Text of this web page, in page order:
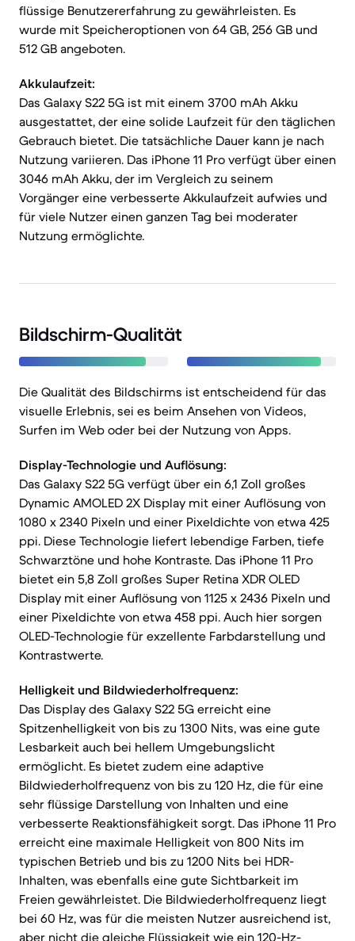
flüssige Benutzererfahrung zu gewährleisten. Es
wurde mit Speicheroptionen von 64 GB, 256 GB und
512 GB angeboten.
Akkulaufzeit:
Das Galaxy S22 5G ist mit einem 3700 mAh Akku
ausgestattet, der eine solide Laufzeit für den täglichen
Gebrauch bietet. Die tatsächliche Dauer kann je nach
Nutzung variieren. Das iPhone 11 Pro verfügt über einen
3046 mAh Akku, der im Vergleich zu seinem
Vorgänger eine verbesserte Akkulaufzeit aufwies und
für viele Nutzer einen ganzen Tag bei moderater
Nutzung ermöglichte.
Bildschirm-Qualität
Die Qualität des Bildschirms ist entscheidend für das
visuelle Erlebnis, sei es beim Ansehen von Videos,
Surfen im Web oder bei der Nutzung von Apps.
Display-Technologie und Auflösung:
Das Galaxy S22 5G verfügt über ein 6,1 Zoll großes
Dynamic AMOLED 2X Display mit einer Auflösung von
1080 x 2340 Pixeln und einer Pixeldichte von etwa 425
ppi. Diese Technologie liefert lebendige Farben, tiefe
Schwarztöne und hohe Kontraste. Das iPhone 11 Pro
bietet ein 5,8 Zoll großes Super Retina XDR OLED
Display mit einer Auflösung von 1125 x 2436 Pixeln und
einer Pixeldichte von etwa 458 ppi. Auch hier sorgen
OLED-Technologie für exzellente Farbdarstellung und
Kontrastwerte.
Helligkeit und Bildwiederholfrequenz:
Das Display des Galaxy S22 5G erreicht eine
Spitzenhelligkeit von bis zu 1300 Nits, was eine gute
Lesbarkeit auch bei hellem Umgebungslicht
ermöglicht. Es bietet zudem eine adaptive
Bildwiederholfrequenz von bis zu 120 Hz, die für eine
sehr flüssige Darstellung von Inhalten und eine
verbesserte Reaktionsfähigkeit sorgt. Das iPhone 11 Pro
erreicht eine maximale Helligkeit von 800 Nits im
typischen Betrieb und bis zu 1200 Nits bei HDR-
Inhalten, was ebenfalls eine gute Sichtbarkeit im
Freien gewährleistet. Die Bildwiederholfrequenz liegt
bei 60 Hz, was für die meisten Nutzer ausreichend ist,
aber nicht die gleiche Flüssigkeit wie ein 120-Hz-